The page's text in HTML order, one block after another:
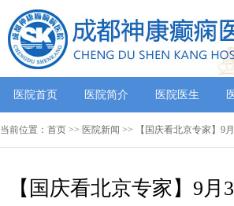
医院首页 医院简介 医院医生
当前位置： 首页 >> 医院新闻 >> 【国庆看北京专家】9
【国庆看北京专家】9